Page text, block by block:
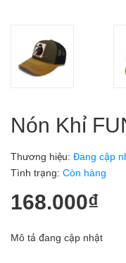
Nón Khỉ
Thương hiệu: Đang cập
Tình trạng: Còn hàng
168.000₫
Mô tả đang cập nhật